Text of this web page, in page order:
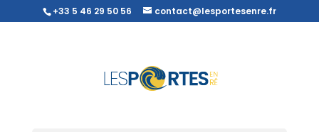
+33 5 46 29 50 56 contact@lesportesenre.fr